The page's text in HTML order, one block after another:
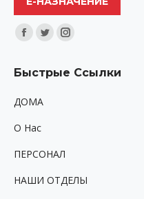
Найдите нас:
Facebook
opens
window
Twitter
opens
Instagram
opens
Быстрые Ссылки
ДОМА
O Hac
ПЕРСОНАЛ
НАШИ ОТДЕЛЫ